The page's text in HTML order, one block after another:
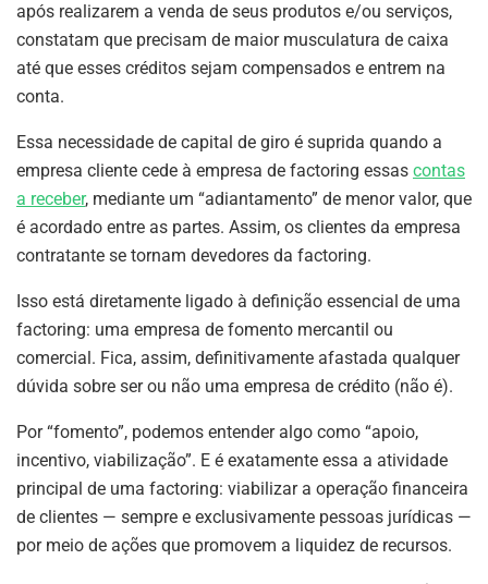
após realizarem a venda de seus produtos e/ou serviços,
constatam que precisam de maior musculatura de caixa
até que esses créditos sejam compensados e entrem na
conta.
Essa necessidade de capital de giro é suprida quando a
empresa cliente cede à empresa de factoring essas contas
a receber, mediante um “adiantamento” de menor valor, que
é acordado entre as partes. Assim, os clientes da empresa
contratante se tornam devedores da factoring.
Isso está diretamente ligado à definição essencial de uma
factoring: uma empresa de fomento mercantil ou
comercial. Fica, assim, definitivamente afastada qualquer
dúvida sobre ser ou não uma empresa de crédito (não é).
Por “fomento”, podemos entender algo como “apoio,
incentivo, viabilização”. E é exatamente essa a atividade
principal de uma factoring: viabilizar a operação financeira
de clientes — sempre e exclusivamente pessoas jurídicas —
por meio de ações que promovem a liquidez de recursos.